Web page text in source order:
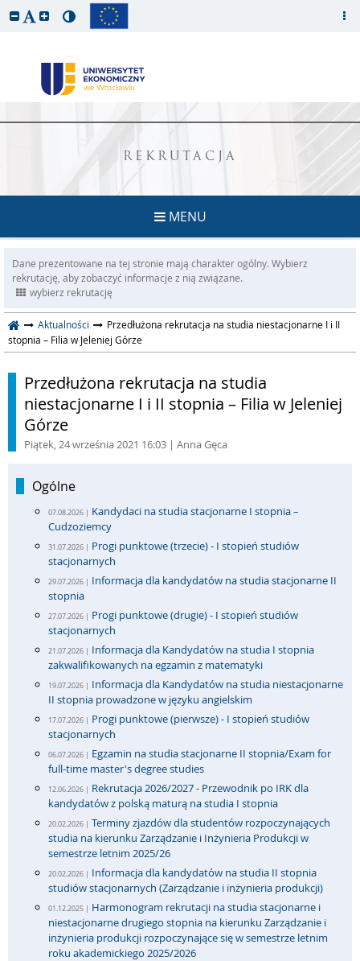
REKRUTACJA
MENU
Dane prezentowane na tej stronie mają charakter ogólny. Wybierz
rekrutację, aby zobaczyć informacje z nią związane.
wybierz rekrutację
Aktualności
Przedłużona rekrutacja na studia niestacjonarne I i II
stopnia – Filia w Jeleniej Górze
Przedłużona rekrutacja na studia
niestacjonarne I i II stopnia – Filia w Jeleniej
Górze
Piątek, 24 września 2021 16:03 | Anna Gęca
Ogólne
07.08.2026 | Kandydaci na studia stacjonarne I stopnia –
Cudzoziemcy
31.07.2026 | Progi punktowe (trzecie) - I stopień studiów
stacjonarnych
29.07.2026 | Informacja dla kandydatów na studia stacjonarne II
stopnia
27.07.2026 | Progi punktowe (drugie) - I stopień studiów
stacjonarnych
21.07.2026 | Informacja dla Kandydatów na studia I stopnia
zakwalifikowanych na egzamin z matematyki
19.07.2026 | Informacja dla Kandydatów na studia niestacjonarne
II stopnia prowadzone w języku angielskim
17.07.2026 | Progi punktowe (pierwsze) - I stopień studiów
stacjonarnych
06.07.2026 | Egzamin na studia stacjonarne II stopnia/Exam for
full-time master's degree studies
12.06.2026 | Rekrutacja 2026/2027 - Przewodnik po IRK dla
kandydatów z polską maturą na studia I stopnia
20.02.2026 | Terminy zjazdów dla studentów rozpoczynających
studia na kierunku Zarządzanie i Inżynieria Produkcji w
semestrze letnim 2025/26
20.02.2026 | Informacja dla kandydatów na studia II stopnia
studiów stacjonarnych (Zarządzanie i inżynieria produkcji)
01.12.2025 | Harmonogram rekrutacji na studia stacjonarne i
niestacjonarne drugiego stopnia na kierunku Zarządzanie i
inżynieria produkcji rozpoczynające się w semestrze letnim
roku akademickiego 2025/2026